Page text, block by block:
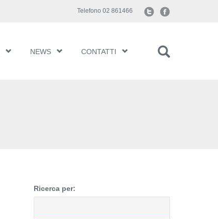
NEWS CONTATTI
Telefono 02 861466
Ricerca per: